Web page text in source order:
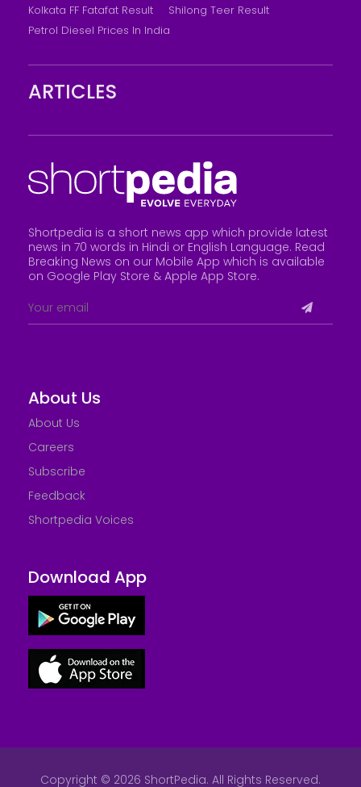
Kolkata FF Fatafat Result
Shilong Teer Result
Petrol Diesel Prices In India
ARTICLES
Shortpedia is a short news app which provide latest
news in 70 words in Hindi or English Language. Read
Breaking News on our Mobile App which is available
on Google Play Store & Apple App Store.
About Us
About Us
Careers
Subscribe
Feedback
Shortpedia Voices
Download App
Copyright © 2026 ShortPedia. All Rights Reserved.